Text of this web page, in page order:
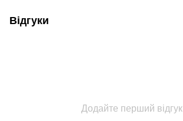
Відгуки
Додайте перший відгук